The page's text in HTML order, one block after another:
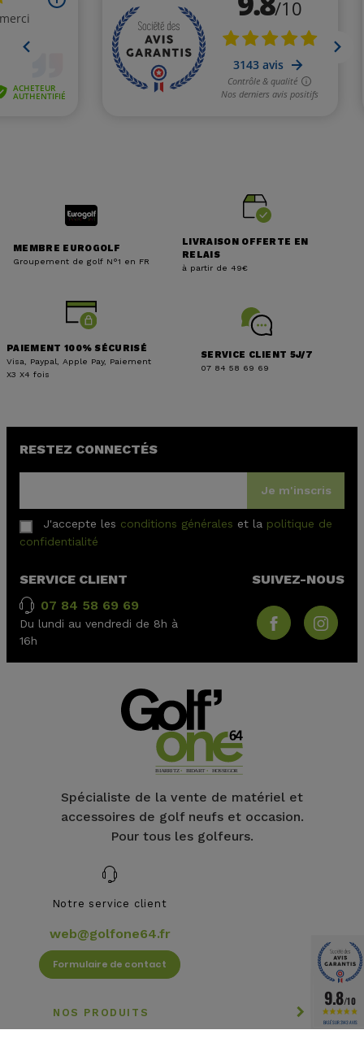
MEMBRE EUROGOLF
Groupement de golf N°1 en FR
LIVRAISON OFFERTE EN
RELAIS
à partir de 49€
PAIEMENT 100% SÉCURISÉ
Visa, Paypal, Apple Pay, Paiement
X3 X4 fois
SERVICE CLIENT 5J/7
07 84 58 69 69
RESTEZ CONNECTÉS
Je m'inscris
J'accepte les conditions générales et la politique de
confidentialité
SERVICE CLIENT
07 84 58 69 69
Du lundi au vendredi de 8h à
16h
SUIVEZ-NOUS
Spécialiste de la vente de matériel et
accessoires de golf neufs et occasion.
Pour tous les golfeurs.
Notre service client
web@golfone64.fr
Formulaire de contact
NOS PRODUITS
9.8/10
BASÉ SUR 3143 AVIS